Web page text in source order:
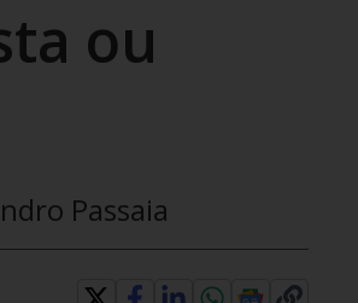
ou
Passaia